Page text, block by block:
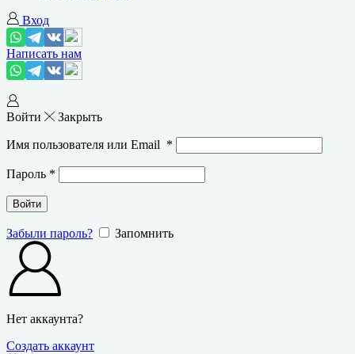
Вход
Написать нам
Войти Закрыть
Имя пользователя или Email *
Пароль *
Войти
Забыли пароль? Запомнить
Нет аккаунта?
Создать аккаунт